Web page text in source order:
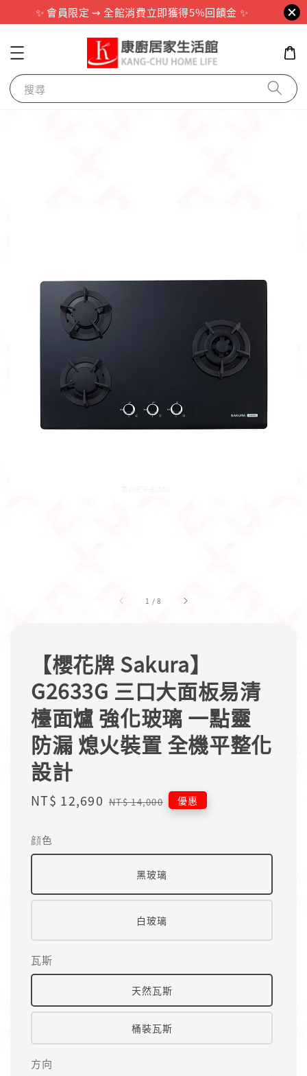
✨ 會員限定 ⇝ 全館消費立即獲得5%回饋金 ✨
搜尋
1 /8
【櫻花牌 Sakura】
G2633G 三口大面板易清
檯面爐 強化玻璃 一點靈
防漏 熄火裝置 全機平整化
設計
Sale
NT$ 12,690 Regular
NT$ 14,000 優惠
顔色
黑玻璃
白玻璃
瓦斯
天然瓦斯
桶裝瓦斯
方向